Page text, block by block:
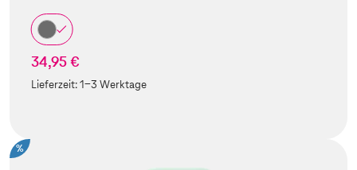
34,95 €
Lieferzeit:1-3 Werktage
%